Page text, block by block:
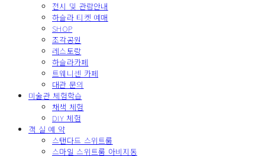
전시 및 관람안내
하슬라 티켓 예매
SHOP
조각공원
레스토랑
하슬라카페
트웨니센 카페
대관 문의
미술관 체험학습
채색 체험
DIY 체험
객 실 예 약
스탠다드 스위트룸
스마일 스위트룸 아비지동